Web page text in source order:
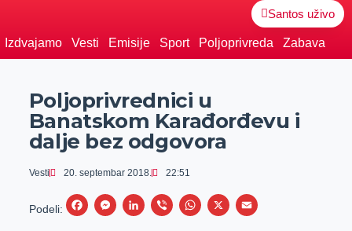
Santos uživo
Izdvajamo Vesti Emisije Sport Poljoprivreda Zabava
Poljoprivrednici u
Banatskom Karađorđevu i
dalje bez odgovora
Vesti 20. septembar 2018. 22:51
Podeli:
F
M
L
V
W
X
E